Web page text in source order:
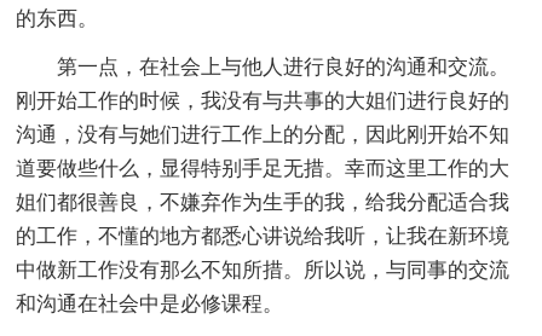
的东西。
第一点，在社会上与他人进行良好的沟通和交流。
刚开始工作的时候，我没有与共事的大姐们进行良好的
沟通，没有与她们进行工作上的分配，因此刚开始不知
道要做些什么，显得特别手足无措。幸而这里工作的大
姐们都很善良，不嫌弃作为生手的我，给我分配适合我
的工作，不懂的地方都悉心讲说给我听，让我在新环境
中做新工作没有那么不知所措。所以说，与同事的交流
和沟通在社会中是必修课程。